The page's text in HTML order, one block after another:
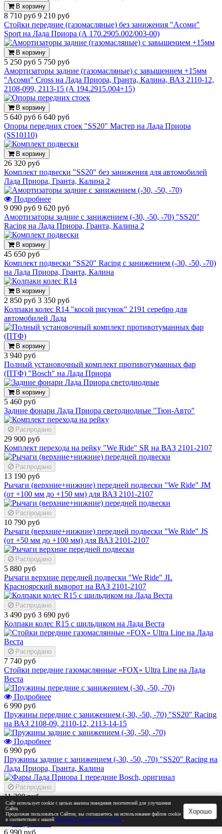
В корзину
8 710 руб 9 210 руб
Стойки передние (газомасляные) без занижения "Асоми"
Sport на Лада Приора (А 170.2905.002/003-00)
В корзину
5 250 руб 5 750 руб
Амортизаторы задние (газомасляные) с завышением +15мм
"Асоми" Cross на Лада Приора, Гранта, Калина, ВАЗ 2110-12,
2108-099, 2113-15 (А 194.2915.004+15)
В корзину
5 640 руб 6 640 руб
Опоры передних стоек "SS20" Мастер на Лада Приора
(SS10110)
В корзину
26 320 руб
Комплект подвески "SS20" без занижения для автомобилей
Лада Приора, Гранта, Калина 2
Подробнее
9 090 руб 9 620 руб
Амортизаторы задние с занижением (-30, -50, -70) "SS20"
Racing на Лада Приора, Гранта, Калина 2
В корзину
45 650 руб
Комплект подвески "SS20" Racing с занижением (-30, -50, -70)
на Лада Приора, Гранта, Калина
В корзину
2 850 руб 3 350 руб
Колпаки колес R14 "косой рисунок" 2191 серебро для
автомобилей Лада
В корзину
3 940 руб
Полный установочный комплект противотуманных фар
(ПТФ) "Bosch" на Лада Приора
В корзину
5 460 руб
Задние фонари Лада Приора светодиодные "Тюн-Авто"
Распродано
29 900 руб
Комплект перехода на рейку "We Ride" SR на ВАЗ 2101-2107
Распродано
13 190 руб
Рычаги (верхние+нижние) передней подвески "We Ride" JM
(от +100 мм до +150 мм) для ВАЗ 2101-2107
Распродано
10 790 руб
Рычаги (верхние+нижние) передней подвески "We Ride" JS
(от +50 мм до +100 мм) для ВАЗ 2101-2107
Распродано
5 880 руб
Рычаги верхние передней подвески "We Ride" JL
Красноярский выворот на ВАЗ 2101-2107
Распродано
3 490 руб 3 690 руб
Колпаки колес R15 с шильдиком на Лада Веста
Распродано
7 740 руб
Стойки передние газомаслянные «FOX» Ultra Line на Лада
Веста
Подробнее
6 990 руб
Пружины передние с занижением (-30, -50, -70) "SS20" Racing
на ВАЗ 2108-09, 2110-12, 2113-14-15
Подробнее
6 990 руб
Пружины задние с занижением (-30, -50, -70) "SS20" Racing на
Лада Приора, Гранта, Калина
Распродано
11 390 руб
Фары Лада Приора 1 передние Bosch, оригинал
Подробнее
6 990 руб
Сайт использует cookie с целью анализа поведения посетителей для улучшения
Сайта.
Продолжая пользоваться Сайтом, вы соглашаетесь на использование файлов cookie
в соответствии с нашейПолитикой конфиденциальности.
Хорошо